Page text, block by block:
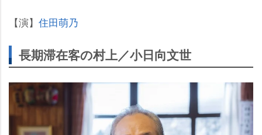
【演】 住田萌乃
長期滞在客の村上／小日向文世